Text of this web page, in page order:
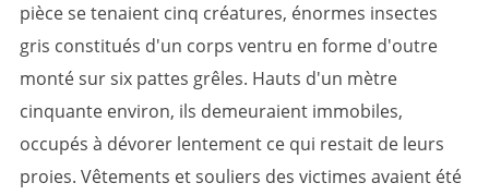
pièce se tenaient cinq créatures, énormes insectes
gris constitués d'un corps ventru en forme d'outre
monté sur six pattes grêles. Hauts d'un mètre
cinquante environ, ils demeuraient immobiles,
occupés à dévorer lentement ce qui restait de leurs
proies. Vêtements et souliers des victimes avaient été